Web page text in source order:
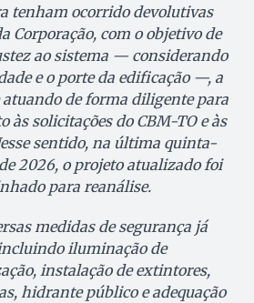
tenham ocorrido devolutivas
Corporação, com o objetivo de
ao sistema — considerando
e o porte da edificação —, a
atuando de forma diligente para
às solicitações do CBM-TO e às
sentido, na última quinta-
2026, o projeto atualizado foi
para reanálise.
medidas de segurança já
iluminação de
instalação de extintores,
hidrante público e adequação